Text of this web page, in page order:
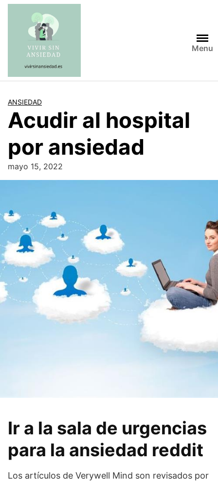
Saltar
contenido
Menu
ANSIEDAD
Acudir al hospital
por ansiedad
mayo 15, 2022
Ir a la sala de urgencias
para la ansiedad reddit
Los artículos de Verywell Mind son revisados por